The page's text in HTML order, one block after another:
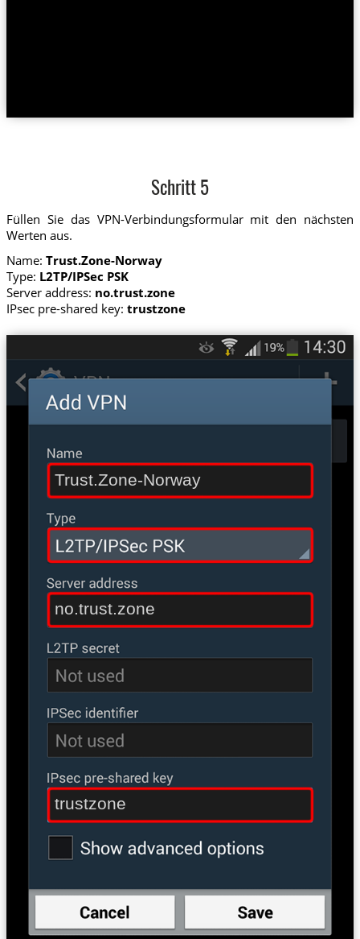
Schritt 5
Füllen Sie das VPN-Verbindungsformular mit den nächsten
Werten aus.
Name: Trust.Zone-Norway
Type: L2TP/IPSec PSK
Server address: no.trust.zone
IPsec pre-shared key: trustzone
Trust.Zone-Norway
no.trust.zone
trustzone